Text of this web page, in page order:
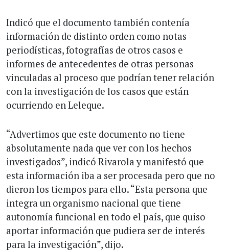
Indicó que el documento también contenía
información de distinto orden como notas
periodísticas, fotografías de otros casos e
informes de antecedentes de otras personas
vinculadas al proceso que podrían tener relación
con la investigación de los casos que están
ocurriendo en Leleque.
“Advertimos que este documento no tiene
absolutamente nada que ver con los hechos
investigados”, indicó Rivarola y manifestó que
esta información iba a ser procesada pero que no
dieron los tiempos para ello. “Esta persona que
integra un organismo nacional que tiene
autonomía funcional en todo el país, que quiso
aportar información que pudiera ser de interés
para la investigación”, dijo.